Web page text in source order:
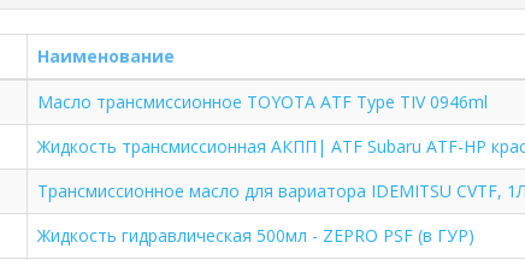
Наименование
Масло трансмиссионное TOYOTA ATF Type TIV 0946ml
Жидкость трансмиссионная АКПП| ATF Subaru ATF-HP
Трансмиссионное масло для вариатора IDEMITSU CVTF,
Жидкость гидравлическая 500мл - ZEPRO PSF (в ГУР)